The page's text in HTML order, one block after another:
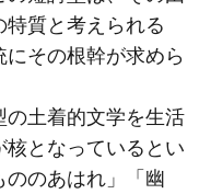
質と考えられる
その根幹が求めら
土着的文学を生活
となっているとい
のあはれ」「幽